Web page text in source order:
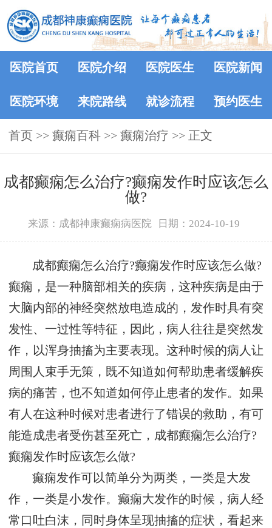
医院首页 医院介绍 医院医生 医院新闻
医院环境 来院路线 就诊流程 预约医生
首页 >> 癫痫百科 >> 癫痫治疗 >> 正文
成都癫痫怎么治疗?癫痫发作时应该怎么
做?
来源：成都神康癫痫病医院 日期：2024-10-19
成都癫痫怎么治疗?癫痫发作时应该怎么做?
癫痫，是一种脑部相关的疾病，这种疾病是由于
大脑内部的神经突然放电造成的，发作时具有突
发性、一过性等特征，因此，病人往往是突然发
作，以浑身抽搐为主要表现。这种时候的病人让
周围人束手无策，既不知道如何帮助患者缓解疾
病的痛苦，也不知道如何停止患者的发作。如果
有人在这种时候对患者进行了错误的救助，有可
能造成患者受伤甚至死亡，成都癫痫怎么治疗?
癫痫发作时应该怎么做?
癫痫发作可以简单分为两类，一类是大发
作，一类是小发作。癫痫大发作的时候，病人经
常口吐白沫，同时身体呈现抽搐的症状，看起来